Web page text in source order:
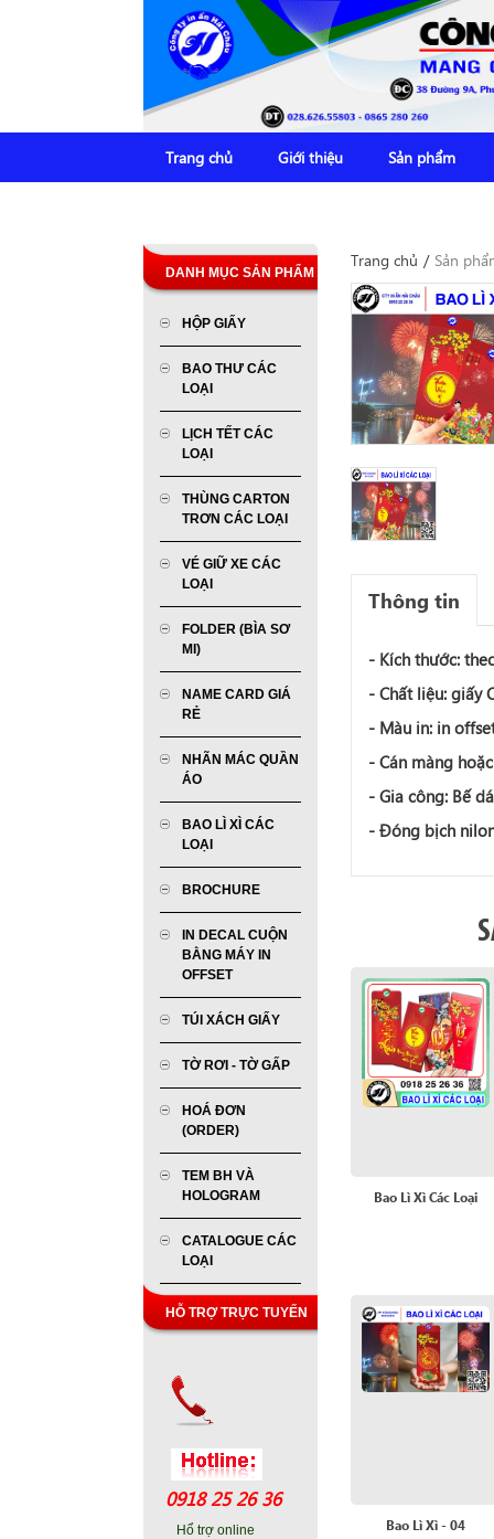
Trang chủ Giới thiệu Sản phẩm
DANH MỤC SẢN PHẨM
HỘP GIẤY
BAO THƯ CÁC
LOẠI
LỊCH TẾT CÁC
LOẠI
THÙNG CARTON
TRƠN CÁC LOẠI
VÉ GIỮ XE CÁC
LOẠI
FOLDER (BÌA SƠ
MI)
NAME CARD GIÁ
RẺ
NHÃN MÁC QUẦN
ÁO
BAO LÌ XÌ CÁC
LOẠI
BROCHURE
IN DECAL CUỘN
BẰNG MÁY IN
OFFSET
TÚI XÁCH GIẤY
TỜ RƠI - TỜ GẤP
HOÁ ĐƠN
(ORDER)
TEM BH VÀ
HOLOGRAM
CATALOGUE CÁC
LOẠI
HỖ TRỢ TRỰC TUYẾN
0918 25 26 36
Hổ trợ online
Trang chủ / Sản
Thông tin
- Kích thước:
- Chất liệu: giấy
- Màu in: in
- Cán màng
- Gia công: Bế
- Đóng bịch
Bao Lì Xì Các Loại
Bao Lì Xì - 04